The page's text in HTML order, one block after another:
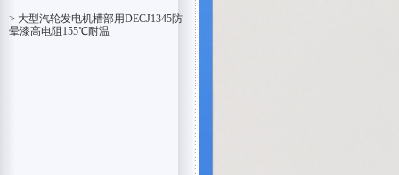
> 大型汽轮发电机槽部用DECJ1345防
晕漆高电阻155℃耐温